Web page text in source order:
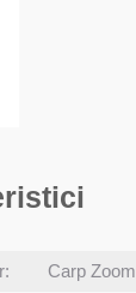
Carp Zoom